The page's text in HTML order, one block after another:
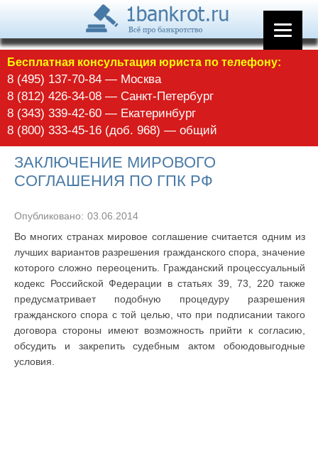
Бесплатная консультация юриста по телефону:
8 (495) 137-70-84 — Москва
8 (812) 426-34-08 — Санкт-Петербург
8 (343) 339-42-60 — Екатеринбург
8 (800) 333-45-16 (доб. 968) — общий
ЗАКЛЮЧЕНИЕ МИРОВОГО
СОГЛАШЕНИЯ ПО ГПК РФ
Опубликовано: 03.06.2014
Во многих странах мировое соглашение считается одним из
лучших вариантов разрешения гражданского спора, значение
которого сложно переоценить. Гражданский процессуальный
кодекс Российской Федерации в статьях 39, 73, 220 также
предусматривает подобную процедуру разрешения
гражданского спора с той целью, что при подписании такого
договора стороны имеют возможность прийти к согласию,
обсудить и закрепить судебным актом обоюдовыгодные
условия.